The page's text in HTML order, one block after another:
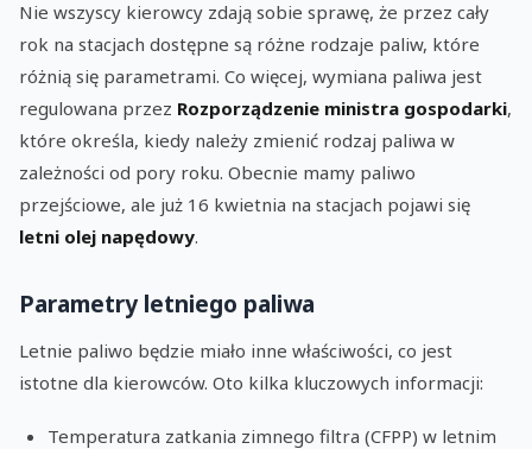
Nie wszyscy kierowcy zdają sobie sprawę, że przez cały
rok na stacjach dostępne są różne rodzaje paliw, które
różnią się parametrami. Co więcej, wymiana paliwa jest
regulowana przez Rozporządzenie ministra gospodarki,
które określa, kiedy należy zmienić rodzaj paliwa w
zależności od pory roku. Obecnie mamy paliwo
przejściowe, ale już 16 kwietnia na stacjach pojawi się
letni olej napędowy.
Parametry letniego paliwa
Letnie paliwo będzie miało inne właściwości, co jest
istotne dla kierowców. Oto kilka kluczowych informacji:
Temperatura zatkania zimnego filtra (CFPP) w letnim